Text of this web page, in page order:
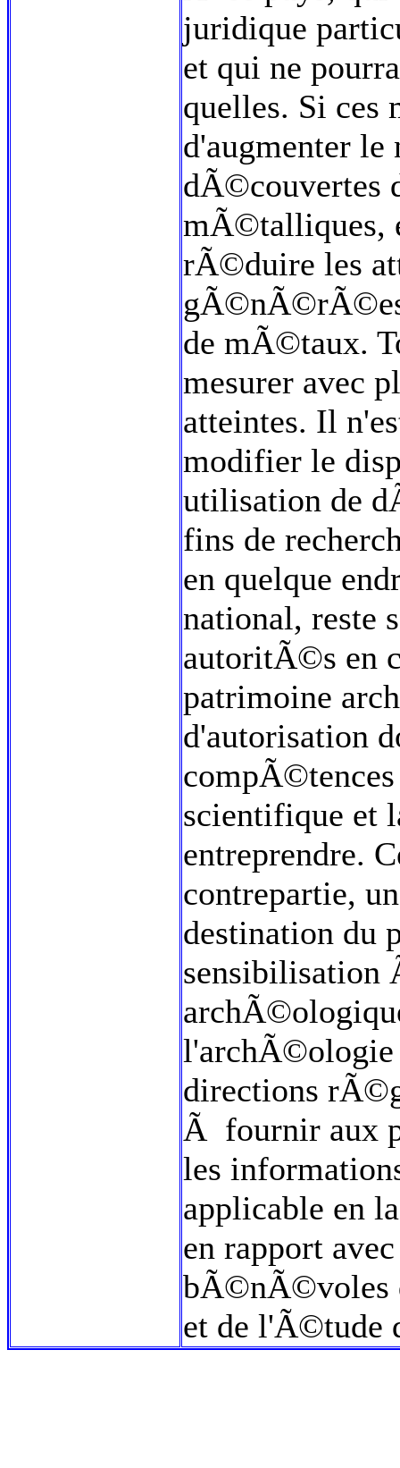
juridique
et qui ne
quelles. Si ces
d'augmenter
dÃ©couvertes
mÃ©talliques,
rÃ©duire les
de mÃ©taux.
mesurer avec
atteintes. Il
modifier le
utilisation de
fins de
en quelque
national, reste
autoritÃ©s en
patrimoine
d'autorisation
scientifique et
entreprendre.
contrepartie,
destination du
l'archÃ©ologie
directions
Ã fournir aux
les
applicable en
en rapport
bÃ©nÃ©voles
et de l'Ã©tude